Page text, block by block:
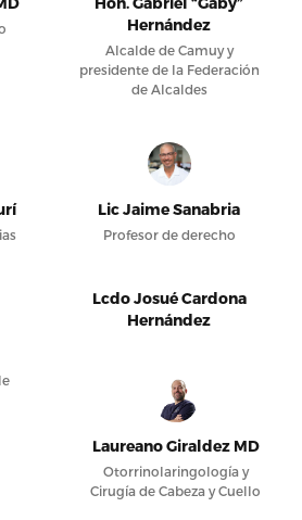
Hernández
Alcalde de Camuy y
presidente de la Federación
de Alcaldes
Lic Jaime Sanabria
Profesor de derecho
Lcdo Josué Cardona
Hernández
Laureano Giraldez MD
Otorrinolaringología y
Cirugía de Cabeza y Cuello